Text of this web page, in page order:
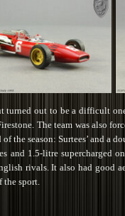
out to be a difficult
The team was also
the season: Surtees’ and a
and 1.5-litre supercharged
rivals. It also had good
the sport.